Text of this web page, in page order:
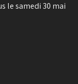
le samedi 30 mai